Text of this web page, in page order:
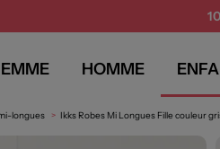
HOMME
longues Ikks Robes Mi Longues Fille couleur